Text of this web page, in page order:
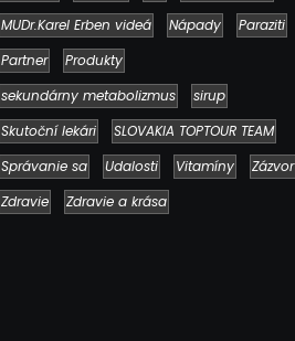
MUDr.Karel Erben videá
Nápady
Paraziti
Partner
Produkty
sekundárny metabolizmus
sirup
Skutoční lekári
SLOVAKIA TOPTOUR TEAM
Správanie sa
Udalosti Vitamíny
Zázvor
Zdravie
Zdravie a krása